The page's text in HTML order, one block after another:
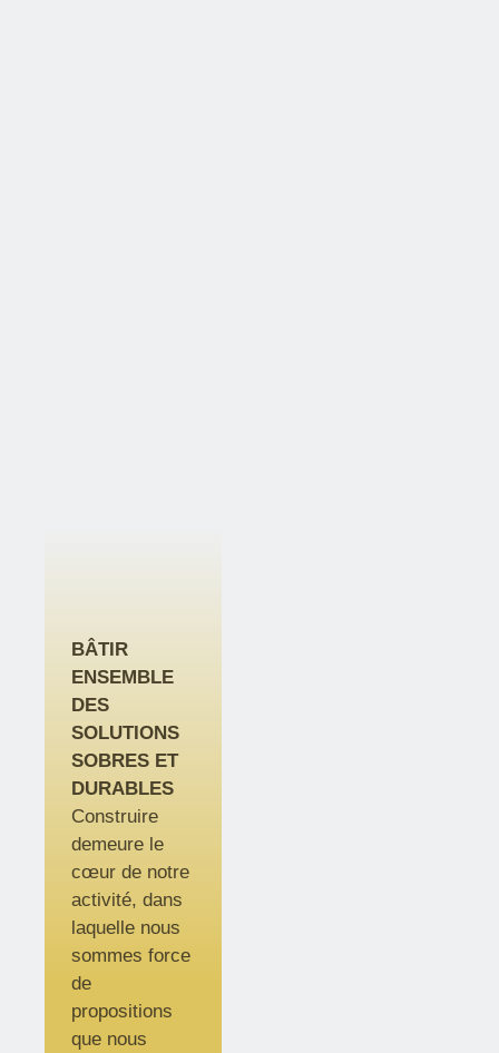
BÂTIR
ENSEMBLE
DES
SOLUTIONS
SOBRES ET
DURABLES
Construire
demeure le
cœur de notre
activité, dans
laquelle nous
sommes force
de
propositions
que nous